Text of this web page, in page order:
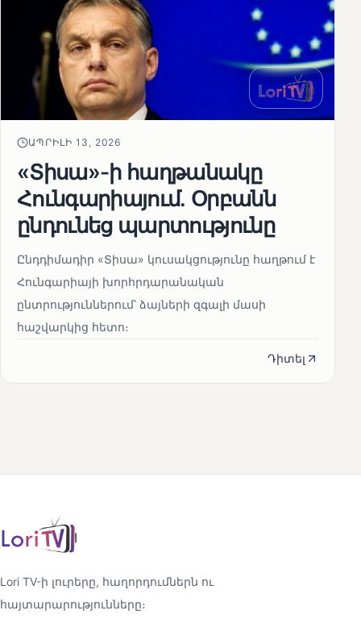
ԱՊՐԻԼԻ 13, 2026
«Տիսա»-ի հաղթանակը
Հունգարիայում․ Օրբանն
ընդունեց պարտությունը
Ընդդիմադիր «Տիսա» կուսակցությունը հաղթում է
Հունգարիայի խորհրդարանական
ընտրություններում՝ ձայների զգալի մասի
հաշվարկից հետո։
Դիտել
Lori TV-ի լուրերը, հաղորդումներն ու
հայտարարությունները։